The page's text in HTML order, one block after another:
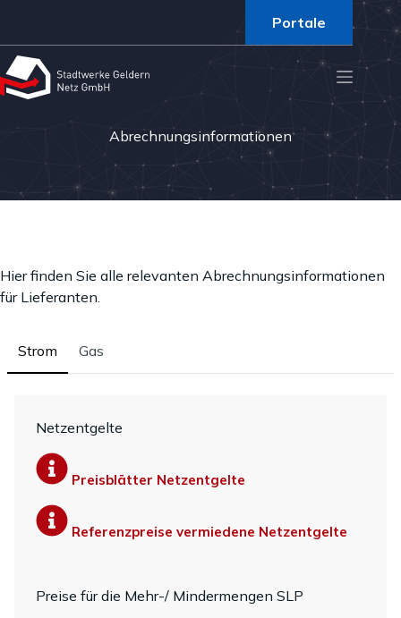
Portale
Abrechnungsinformationen
Hier finden Sie alle relevanten Abrechnungsinformationen
für Lieferanten.
Strom Gas
Netzentgelte
Preisblätter Netzentgelte
Referenzpreise vermiedene Netzentgelte
Preise für die Mehr-/ Mindermengen SLP